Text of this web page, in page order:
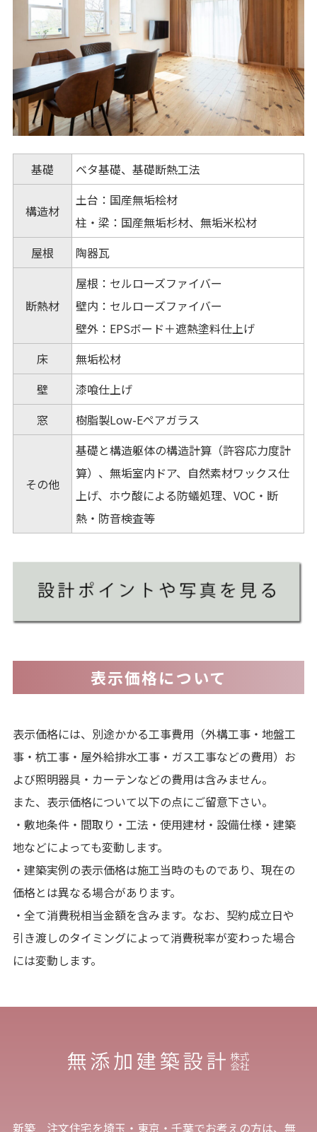
基礎 ベタ基礎、基礎断熱工法
構造材
土台：国産無垢桧材
柱・梁：国産無垢杉材、無垢米松材
屋根
陶器瓦
断熱材
屋根：セルローズファイバー
壁内：セルローズファイバー
壁外：EPSボード＋遮熱塗料仕上げ
床
無垢松材
壁
漆喰仕上げ
窓
樹脂製Low-Eペアガラス
その他
基礎と構造躯体の構造計算（許容応力度計
算）、無垢室内ドア、自然素材ワックス仕
上げ、ホウ酸による防蟻処理、VOC・断
熱・防音検査等
表示価格について
表示価格には、別途かかる工事費用（外構工事・地盤工
事・杭工事・屋外給排水工事・ガス工事などの費用）お
よび照明器具・カーテンなどの費用は含みません。
また、表示価格について以下の点にご留意下さい。
・敷地条件・間取り・工法・使用建材・設備仕様・建築
地などによっても変動します。
・建築実例の表示価格は施工当時のものであり、現在の
価格とは異なる場合があります。
・全て消費税相当金額を含みます。なお、契約成立日や
引き渡しのタイミングによって消費税率が変わった場合
には変動します。
新築 注文住宅を埼玉・東京・千葉でお考えの方は、無